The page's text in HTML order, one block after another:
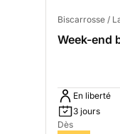
Biscarrosse /
Week-end
En liberté
3 jours
Dès